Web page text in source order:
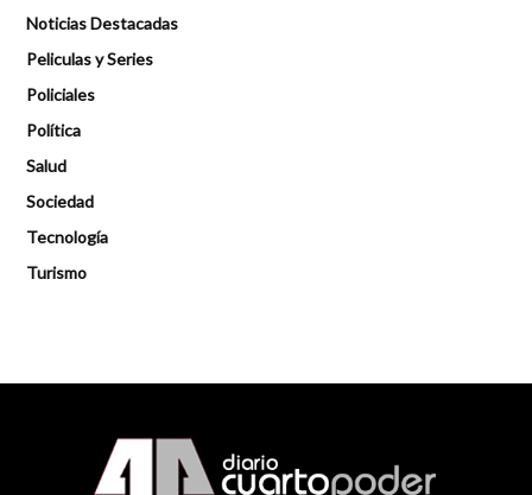
Noticias Destacadas
Peliculas y Series
Policiales
Política
Salud
Sociedad
Tecnología
Turismo